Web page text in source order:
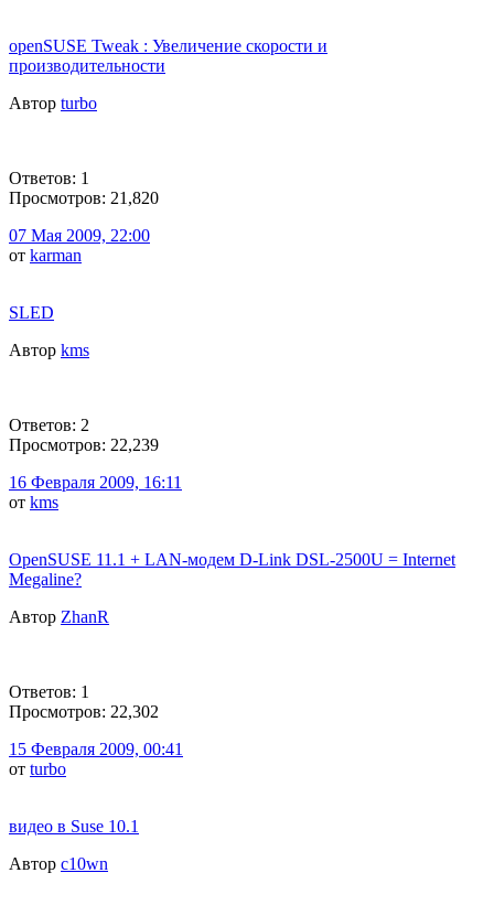
openSUSE Tweak : Увеличение скорости и
производительности
Автор turbo
Ответов: 1
Просмотров: 21,820
07 Мая 2009, 22:00
от karman
SLED
Автор kms
Ответов: 2
Просмотров: 22,239
16 Февраля 2009, 16:11
от kms
OpenSUSE 11.1 + LAN-модем D-Link DSL-2500U = Internet
Megaline?
Автор ZhanR
Ответов: 1
Просмотров: 22,302
15 Февраля 2009, 00:41
от turbo
видео в Suse 10.1
Автор c10wn